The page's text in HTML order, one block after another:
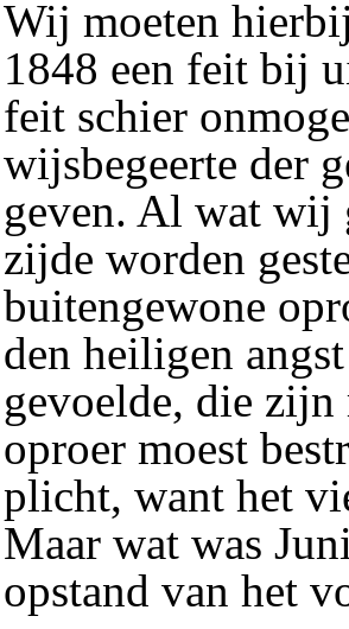
Wij moeten
1848 een feit bij
feit schier
wijsbegeerte der
geven. Al wat wij
zijde worden
buitengewone
den heiligen
gevoelde, die zijn
oproer moest
plicht, want het
Maar wat was
opstand van het